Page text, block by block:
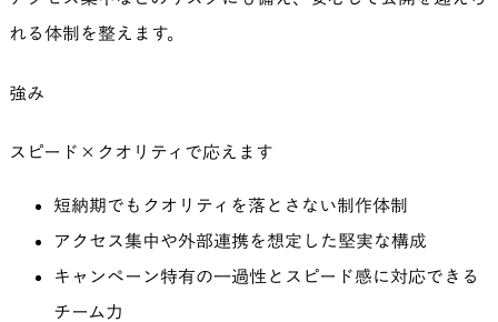
れる体制を整えます。
強み
スピード×クオリティで応えます
短納期でもクオリティを落とさない制作体制
アクセス集中や外部連携を想定した堅実な構成
キャンペーン特有の一過性とスピード感に対応できる
チーム力